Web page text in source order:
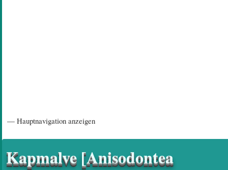
— Hauptnavigation anzeigen
Kapmalve [Anisodontea